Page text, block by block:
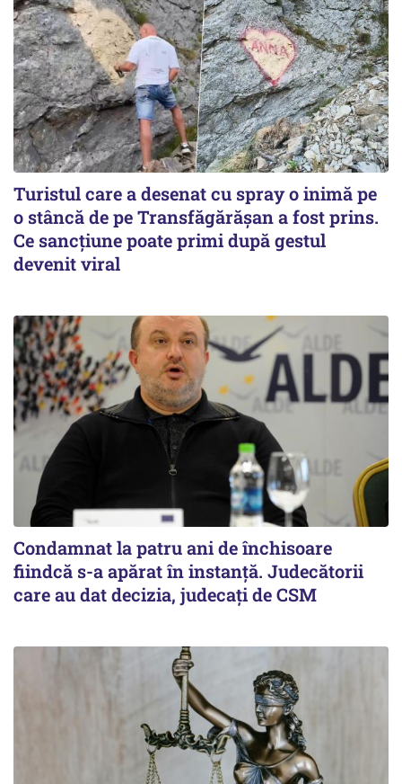
Turistul care a desenat cu spray o inimă pe
o stâncă de pe Transfăgărășan a fost prins.
Ce sancțiune poate primi după gestul
devenit viral
Condamnat la patru ani de închisoare
fiindcă s-a apărat în instanță. Judecătorii
care au dat decizia, judecați de CSM